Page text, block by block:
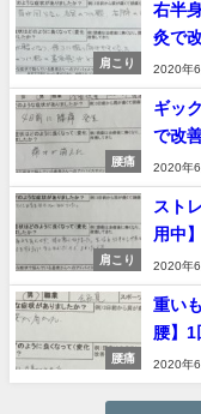
肩こり
右半
灸で
2020年6
腰痛
ギッ
で改
2020年6
肩こり
スト
用中
2020年6
腰痛
重い
腰】1
2020年6